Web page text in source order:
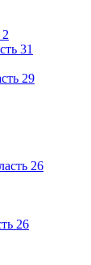
2
31
29
26
26